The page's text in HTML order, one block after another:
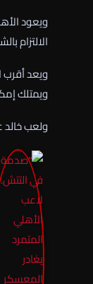
ويعود
الالتزام
ويعد أقرب
ويمتلك
ولعب خالد عوض صاحب الـ